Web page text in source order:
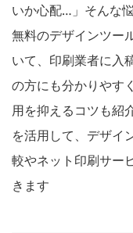
いか心配…」そんな
無料のデザインツー
いて、印刷業者に入
の方にも分かりやす
用を抑えるコツも紹
を活用して、デザイ
較やネット印刷サー
きます